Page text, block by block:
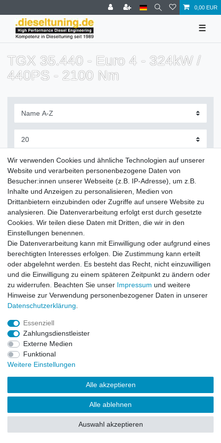
0,00 EUR
☰
TGX 35.440 - Euro 4 - 324kW /
440PS - 2100 Nm
Filter
Zahlung und Versand
Impressum Daten­schutz­erklärung AGB
Barrierefreiheitserklärung Widerrufs­recht
Vertrag widerrufen
© Copyright 2026 | Alle Rechte vorbehalten.
Wir verwenden Cookies und ähnliche Technologien auf unserer
Website und verarbeiten personenbezogene Daten von
Besucher:innen unserer Webseite (z.B. IP-Adresse), um z.B.
Inhalte und Anzeigen zu personalisieren, Medien von
Drittanbietern einzubinden oder Zugriffe auf unsere Website zu
analysieren. Die Datenverarbeitung erfolgt erst durch gesetzte
Cookies. Wir teilen diese Daten mit Dritten, die wir in den
Einstellungen benennen.
Die Datenverarbeitung kann mit Einwilligung oder aufgrund eines
berechtigten Interesses erfolgen. Die Zustimmung kann erteilt
oder abgelehnt werden. Es besteht das Recht, nicht einzuwilligen
und die Einwilligung zu einem späteren Zeitpunkt zu ändern oder
zu widerrufen. Beachten Sie unser Impressum und weitere
Hinweise zur Verwendung personenbezogener Daten in unserer
Daten­schutz­erklärung
Essenziell
Zahlungsdienstleister
Externe Medien
Funktional
Weitere Einstellungen
Alle akzeptieren
Alle ablehnen
Auswahl akzeptieren